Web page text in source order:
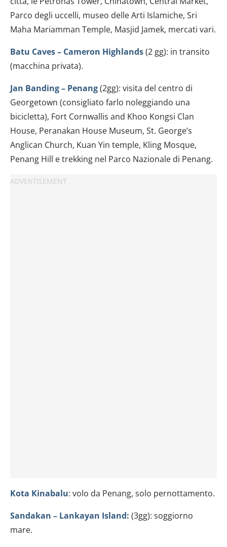
Parco degli uccelli, museo delle Arti Islamiche, Sri
Maha Mariamman Temple, Masjid Jamek, mercati vari.
Batu Caves – Cameron Highlands(2 gg): in transito
(macchina privata).
Jan Banding – Penang(2gg): visita del centro di
Georgetown (consigliato farlo noleggiando una
bicicletta), Fort Cornwallis and Khoo Kongsi Clan
House, Peranakan House Museum, St. George’s
Anglican Church, Kuan Yin temple, Kling Mosque,
Penang Hill e trekking nel Parco Nazionale di Penang.
Kota Kinabalu: volo da Penang, solo pernottamento.
Sandakan – Lankayan Island: (3gg): soggiorno
mare.